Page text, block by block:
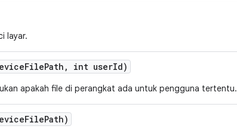
layar.
FilePath , int userId)
apakah file di perangkat ada untuk pengguna tertentu.
FilePath)